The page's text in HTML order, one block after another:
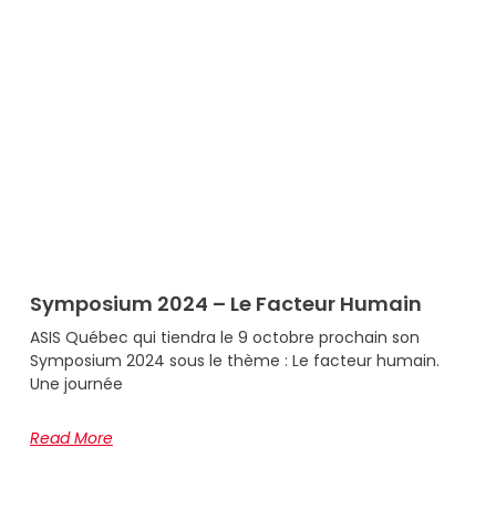
Symposium 2024 – Le Facteur Humain
ASIS Québec qui tiendra le 9 octobre prochain son
Symposium 2024 sous le thème : Le facteur humain.
Une journée
Read More